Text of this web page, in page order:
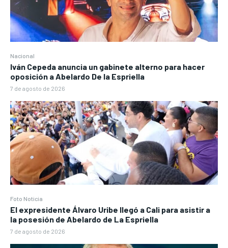
Nacional
Iván Cepeda anuncia un gabinete alterno para hacer
oposición a Abelardo De la Espriella
7 de agosto de 2026
Foto Noticia
El expresidente Álvaro Uribe llegó a Cali para asistir a
la posesión de Abelardo de La Espriella
7 de agosto de 2026